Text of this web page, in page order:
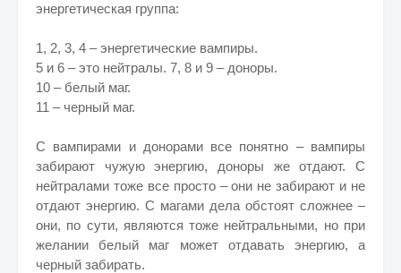
энергетическая группа:
1, 2, 3, 4 – энергетические вампиры.
5 и 6 – это нейтралы. 7, 8 и 9 – доноры.
10 – белый маг.
11 – черный маг.
С вампирами и донорами все понятно – вампиры
забирают чужую энергию, доноры же отдают. С
нейтралами тоже все просто – они не забирают и не
отдают энергию. С магами дела обстоят сложнее –
они, по сути, являются тоже нейтральными, но при
желании белый маг может отдавать энергию, а
черный забирать.